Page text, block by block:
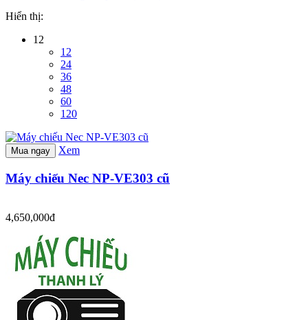
Hiển thị:
12
12
24
36
48
60
120
Mua ngay Xem
Máy chiếu Nec NP-VE303 cũ
4,650,000đ